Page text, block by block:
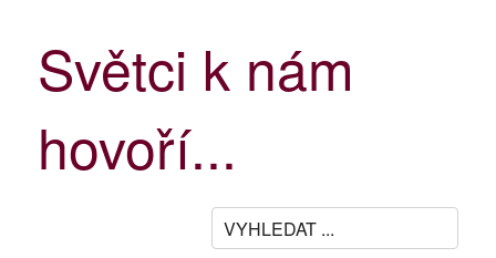
Světci k nám
hovoří...